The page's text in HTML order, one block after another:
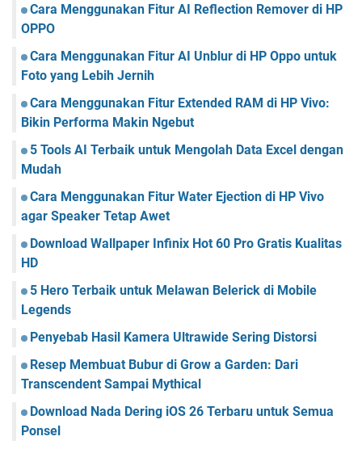
Cara Menggunakan Fitur AI Reflection Remover di HP
OPPO
Cara Menggunakan Fitur AI Unblur di HP Oppo untuk
Foto yang Lebih Jernih
Cara Menggunakan Fitur Extended RAM di HP Vivo:
Bikin Performa Makin Ngebut
5 Tools AI Terbaik untuk Mengolah Data Excel dengan
Mudah
Cara Menggunakan Fitur Water Ejection di HP Vivo
agar Speaker Tetap Awet
Download Wallpaper Infinix Hot 60 Pro Gratis Kualitas
HD
5 Hero Terbaik untuk Melawan Belerick di Mobile
Legends
Penyebab Hasil Kamera Ultrawide Sering Distorsi
Resep Membuat Bubur di Grow a Garden: Dari
Transcendent Sampai Mythical
Download Nada Dering iOS 26 Terbaru untuk Semua
Ponsel